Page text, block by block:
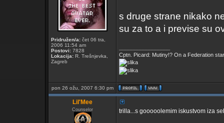
Pridružen/a: čet 06 tra,
2006 11:54 am
Postovi: 7828
Lokacija: R. Trešnjevka,
Zagreb
s druge strane nikako
su za to a i previse su
Cptn. Picard: Mutiny!? On a Federation
pon 26 ožu, 2007 6:30 pm
Lil'Mee
Counselor trilla...s gooooolemim iskustvom iza